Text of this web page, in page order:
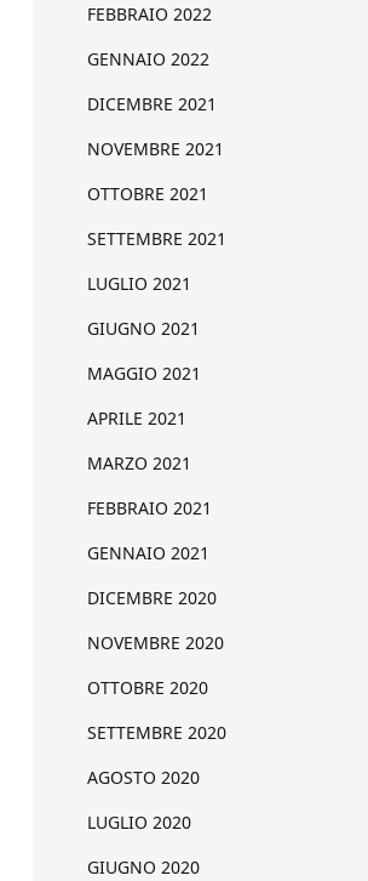
FEBBRAIO 2022
GENNAIO 2022
DICEMBRE 2021
NOVEMBRE 2021
OTTOBRE 2021
SETTEMBRE 2021
LUGLIO 2021
GIUGNO 2021
MAGGIO 2021
APRILE 2021
MARZO 2021
FEBBRAIO 2021
GENNAIO 2021
DICEMBRE 2020
NOVEMBRE 2020
OTTOBRE 2020
SETTEMBRE 2020
AGOSTO 2020
LUGLIO 2020
GIUGNO 2020